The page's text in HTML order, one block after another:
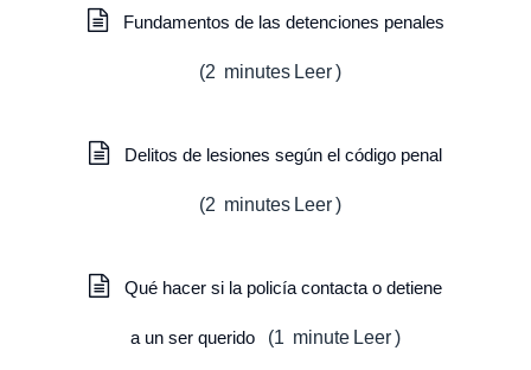
Fundamentos de las detenciones penales
(2 minutes Leer )
Delitos de lesiones según el código penal
(2 minutes Leer )
Qué hacer si la policía contacta o detiene
a un ser querido (1 minute Leer)